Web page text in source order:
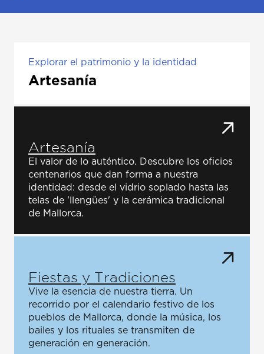
Explorar el patrimonio y la identidad
Artesanía
Artesanía
El valor de lo auténtico. Descubre los oficios
centenarios que dan forma a nuestra
identidad: desde el vidrio soplado hasta las
telas de 'llengües' y la cerámica tradicional
de Mallorca.
Fiestas y Tradiciones
Vive la esencia de nuestra tierra. Un
recorrido por el calendario festivo de los
pueblos de Mallorca, donde la música, los
bailes y los rituales se transmiten de
generación en generación.